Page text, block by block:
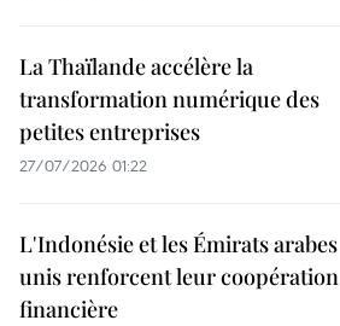
La Thaïlande accélère la
transformation numérique des
petites entreprises
27/07/2026 01:22
L'Indonésie et les Émirats arabes
unis renforcent leur coopération
financière